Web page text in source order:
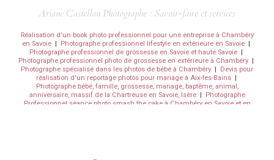
Ariane Castellan Photographe : Savoir-faire et services
Réalisation d'un book photo professionnel pour une entreprise à Chambéry
en Savoie | Photographe professionnel lifestyle en extérieure en Savoie |
Photographe professionnel de grossesse en Savoie et haute Savoie |
Photographe professionnel photo de grossesse en extérieure à Chambéry |
Photographe spécialisé dans les photos de bébé à Chambéry | Devis pour
réalisation d'un reportage photos pour mariage à Aix-les-Bains|
Photographe bébé, famille, grossesse, mariage, baptême, animal,
anniversaire, massif de la Chartreuse en Savoie, Isère|
Photographe
Professionnel séance photo smash the cake à Chambéry en Savoie et en